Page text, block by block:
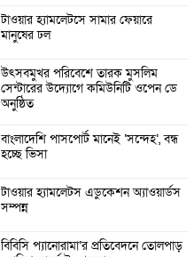
টাওয়ার হ্যামলেটসে সামার ফেয়ারে
মানুষের ঢল
উৎসবমুখর পরিবেশে তারক মুসলিম
সেন্টারের উদ্যোগে কমিউনিটি ওপেন ডে
অনুষ্ঠিত
বাংলাদেশি পাসপোর্ট মানেই ‘সন্দেহ’, বন্ধ
হচ্ছে ভিসা
টাওয়ার হ্যামলেটস এডুকেশন অ্যাওয়ার্ডস
সম্পন্ন
বিবিসি প্যানোরামা’র প্রতিবেদনে তোলপাড়